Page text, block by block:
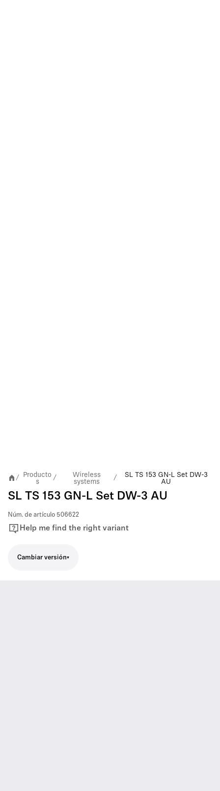
/
Producto
s
/
Wireless
systems
/
SL TS 153 GN-L Set DW-3
AU
SL TS 153 GN-L Set DW-3 AU
Núm. de artículo 506622
Help me find the right variant
Cambiar versión